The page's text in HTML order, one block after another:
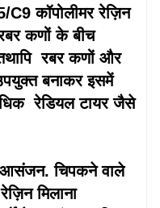
कॉपोलीमर रेज़िन
कणों के बीच
रबर कणों और
बनाकर इसमें
रेडियल टायर जैसे
आसंजन. चिपकने वाले
मिलाना